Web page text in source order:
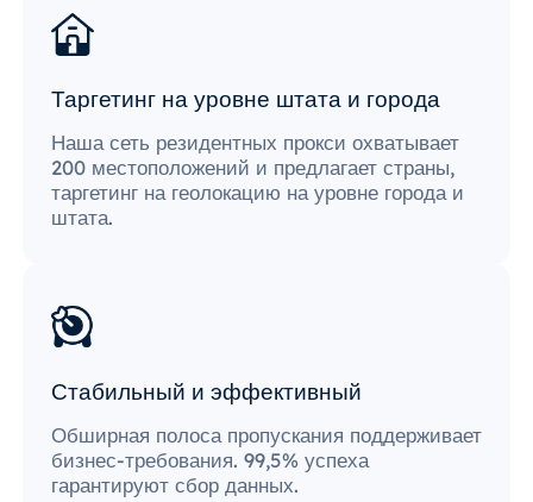
Таргетинг на уровне штата и города
Наша сеть резидентных прокси охватывает
200 местоположений и предлагает страны,
таргетинг на геолокацию на уровне города и
штата.
Стабильный и эффективный
Обширная полоса пропускания поддерживает
бизнес-требования. 99,5% успеха
гарантируют сбор данных.